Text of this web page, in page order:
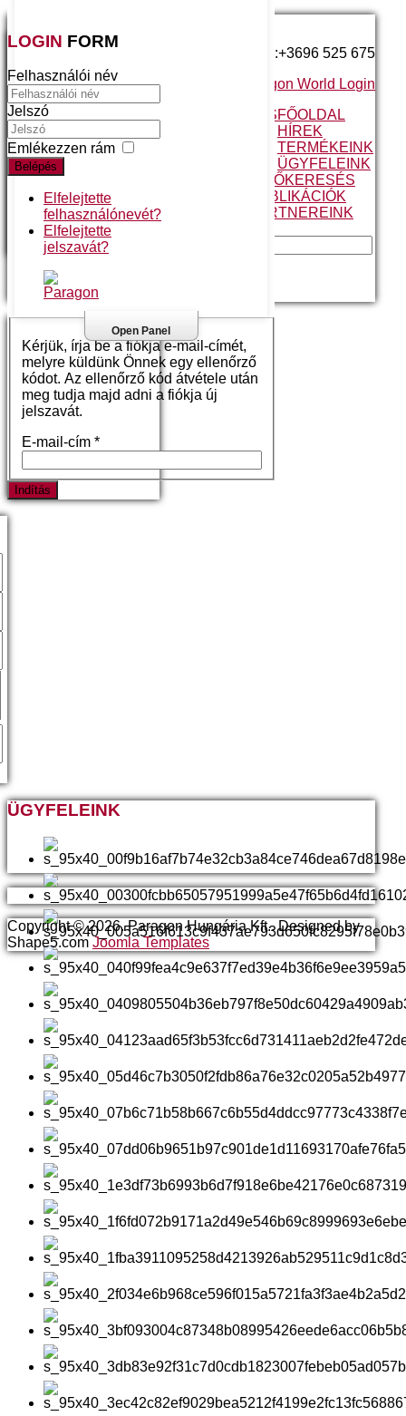
LOGIN FORM
Felhasználói név
Jelszó
Emlékezzen rám
Belépés
Elfelejtette
felhasználónevét?
Elfelejtette
jelszavát?
Open Panel
Telefonszám:+3696 525 675
Paragon World Login
FŐOLDAL
A MEGBÍZHATÓ VÁLASZTÁS
FOLYAMATOS FEJLESZTÉS
HÍREK
TERMÉKEINK
A PARAGON JÁRATTERVEZŐ
ÜGYFELEINK
ESETTANULMÁNY
ÜGYFELEINK MONDJÁK
KERESÉS
PUBLIKÁCIÓK
ANGOL NYELVŰ
MAGYAR NYELVŰ
PARTNEREINK
Kezdőlap
Kérjük, írja be a fiókja e-mail-címét,
melyre küldünk Önnek egy ellenőrző
kódot. Az ellenőrző kód átvétele után
meg tudja majd adni a fiókja új
jelszavát.
E-mail-cím *
Indítás
ÜGYFELEINK
Copyright © 2026. Paragon Hungária Kft.. Designed by
Shape5.com Joomla Templates